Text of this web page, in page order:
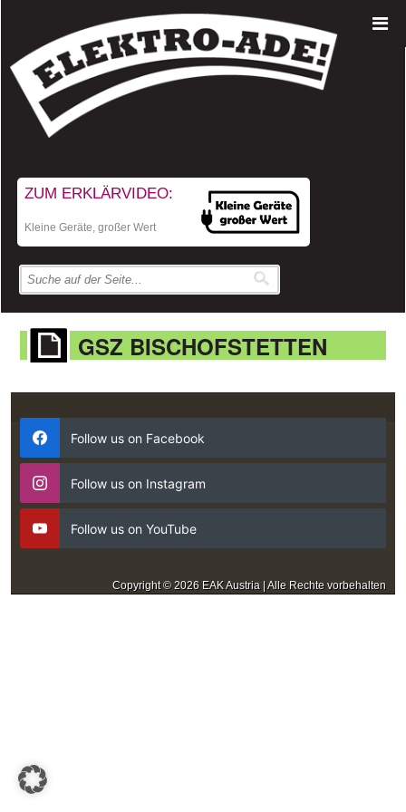
ZUM ERKLÄRVIDEO:
Kleine Geräte, großer Wert
GSZ BISCHOFSTETTEN
Follow us on Facebook
Follow us on Instagram
Follow us on YouTube
Copyright © 2026 EAK Austria | Alle Rechte vorbehalten